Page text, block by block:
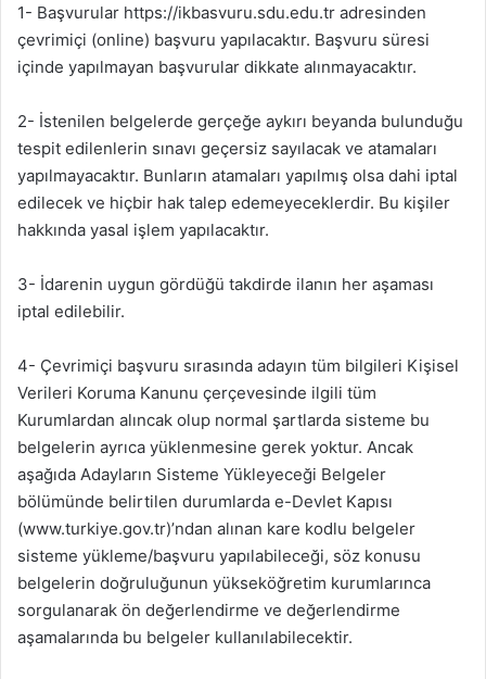
1- Başvurular https://ikbasvuru.sdu.edu.tr adresinden
çevrimiçi (online) başvuru yapılacaktır. Başvuru süresi
içinde yapılmayan başvurular dikkate alınmayacaktır.
2- İstenilen belgelerde gerçeğe aykırı beyanda bulunduğu
tespit edilenlerin sınavı geçersiz sayılacak ve atamaları
yapılmayacaktır. Bunların atamaları yapılmış olsa dahi iptal
edilecek ve hiçbir hak talep edemeyeceklerdir. Bu kişiler
hakkında yasal işlem yapılacaktır.
3- İdarenin uygun gördüğü takdirde ilanın her aşaması
iptal edilebilir.
4- Çevrimiçi başvuru sırasında adayın tüm bilgileri Kişisel
Verileri Koruma Kanunu çerçevesinde ilgili tüm
Kurumlardan alıncak olup normal şartlarda sisteme bu
belgelerin ayrıca yüklenmesine gerek yoktur. Ancak
aşağıda Adayların Sisteme Yükleyeceği Belgeler
bölümünde belirtilen durumlarda e-Devlet Kapısı
(www.turkiye.gov.tr)’ndan alınan kare kodlu belgeler
sisteme yükleme/başvuru yapılabileceği, söz konusu
belgelerin doğruluğunun yükseköğretim kurumlarınca
sorgulanarak ön değerlendirme ve değerlendirme
aşamalarında bu belgeler kullanılabilecektir.